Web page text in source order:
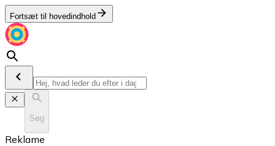
Fortsæt til hovedindhold
Søg
Reklame